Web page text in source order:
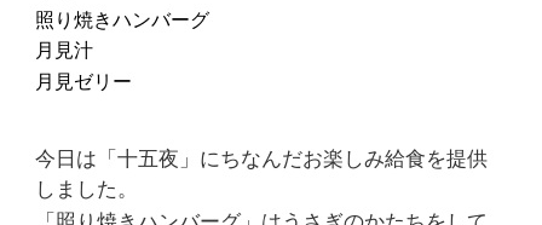
照り焼きハンバーグ
月見汁
月見ゼリー
今日は「十五夜」にちなんだお楽しみ給食を提供
しました。